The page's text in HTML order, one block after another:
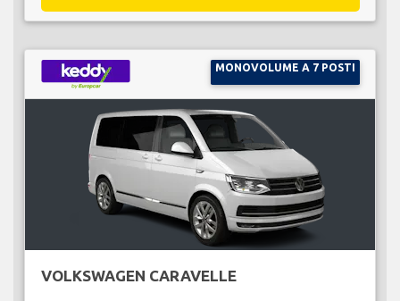
MONOVOLUME A 7 POSTI
VOLKSWAGEN CARAVELLE